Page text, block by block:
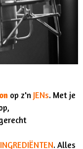
op z'n JENs. Met je
INGREDIËNTEN. Alles